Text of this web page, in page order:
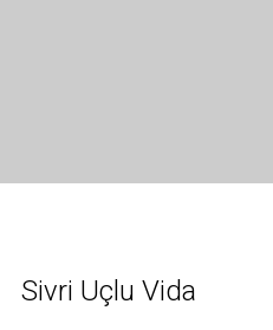
Sivri Uçlu Vida